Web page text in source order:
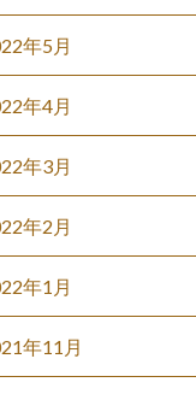
年5月
年4月
年3月
年2月
年1月
年11月